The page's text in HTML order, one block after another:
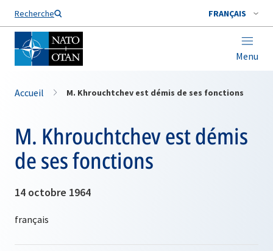
Recherche FRANÇAIS
Menu
Nom de famille*
Accueil M. Khrouchtchev est démis de ses fonctions
M. Khrouchtchev est démis
de ses fonctions
14 octobre 1964